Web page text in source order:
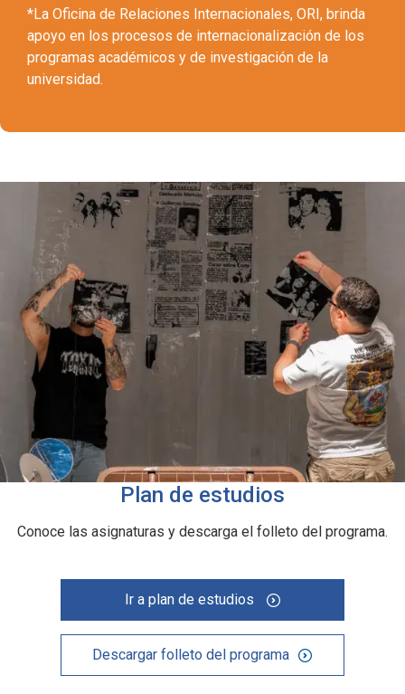
*La Oficina de Relaciones Internacionales, ORI, brinda
apoyo en los procesos de internacionalización de los
programas académicos y de investigación de la
universidad.
Plan de estudios
Conoce las asignaturas y descarga el folleto del programa.
Ir a plan de estudios
Descargar folleto del programa